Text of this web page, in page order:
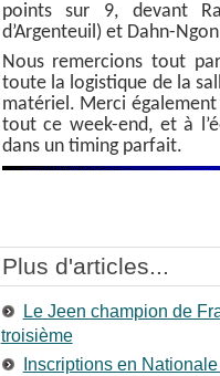
points sur 9, devant
d’Argenteuil) et Dahn-
Nous remercions tout
toute la logistique de la
matériel. Merci
tout ce week-end, et à
dans un timing parfait.
Plus d'articles...
Le Jeen champion de
troisième
Inscriptions en